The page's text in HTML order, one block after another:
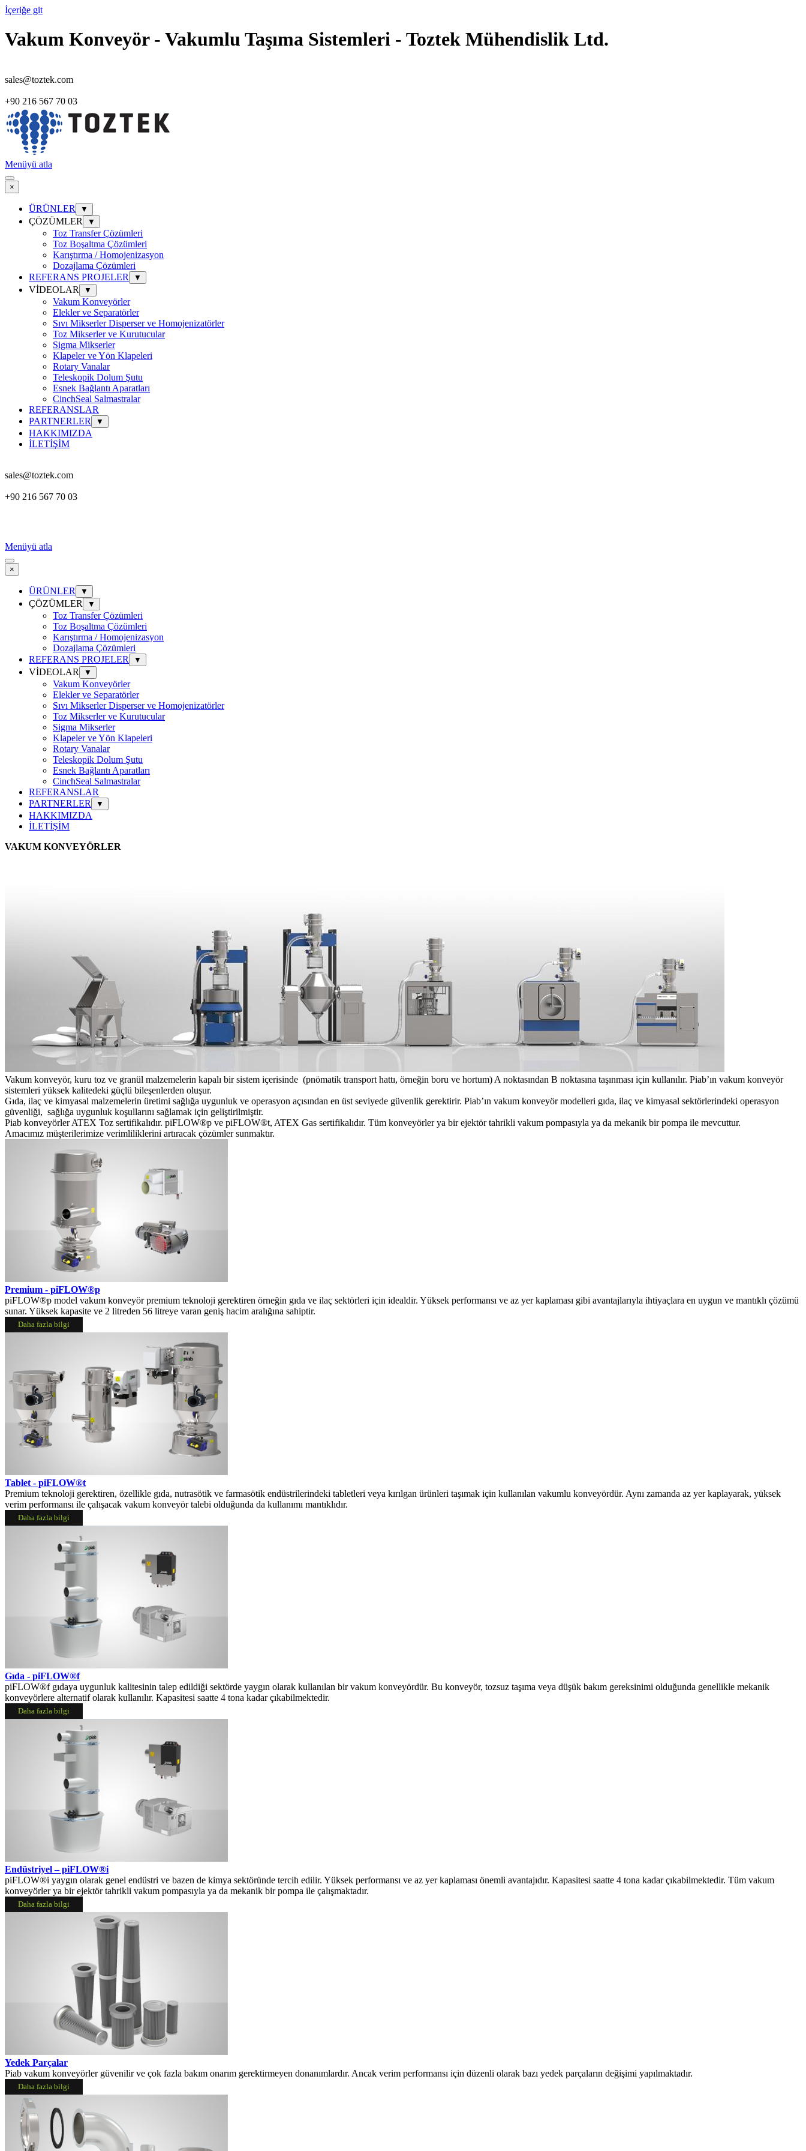
İçeriğe git
Vakum Konveyör - Vakumlu Taşıma Sistemleri - Toztek Mühendislik Ltd.
sales@toztek.com
+90 216 567 70 03
Menüyü atla
×
ÜRÜNLER ▼
ÇÖZÜMLER ▼
Toz Transfer Çözümleri
Toz Boşaltma Çözümleri
Karıştırma / Homojenizasyon
Dozajlama Çözümleri
REFERANS PROJELER
▼
VİDEOLAR ▼
Vakum Konveyörler
Elekler ve Separatörler
Sıvı Mikserler Disperser ve Homojenizatörler
Toz Mikserler ve Kurutucular
Sigma Mikserler
Klapeler ve Yön Klapeleri
Rotary Vanalar
Teleskopik Dolum Şutu
Esnek Bağlantı Aparatları
CinchSeal Salmastralar
REFERANSLAR
PARTNERLER
▼
HAKKIMIZDA
İLETİŞİM
sales@toztek.com
+90 216 567 70 03
Menüyü atla
×
ÜRÜNLER ▼
ÇÖZÜMLER ▼
Toz Transfer Çözümleri
Toz Boşaltma Çözümleri
Karıştırma / Homojenizasyon
Dozajlama Çözümleri
REFERANS PROJELER
▼
VİDEOLAR ▼
Vakum Konveyörler
Elekler ve Separatörler
Sıvı Mikserler Disperser ve Homojenizatörler
Toz Mikserler ve Kurutucular
Sigma Mikserler
Klapeler ve Yön Klapeleri
Rotary Vanalar
Teleskopik Dolum Şutu
Esnek Bağlantı Aparatları
CinchSeal Salmastralar
REFERANSLAR
PARTNERLER
▼
HAKKIMIZDA
İLETİŞİM
VAKUM KONVEYÖRLER
Vakum konveyör, kuru toz ve granül malzemelerin kapalı bir sistem içerisinde (pnömatik transport hattı, örneğin boru ve hortum) A noktasından B noktasına taşınması için kullanılır. Piab’ın vakum konveyör
sistemleri yüksek kalitedeki güçlü bileşenlerden oluşur.
Gıda, ilaç ve kimyasal malzemelerin üretimi sağlığa uygunluk ve operasyon açısından en üst seviyede güvenlik gerektirir. Piab’ın vakum konveyör modelleri gıda, ilaç ve kimyasal sektörlerindeki operasyon
güvenliği, sağlığa uygunluk koşullarını sağlamak için geliştirilmiştir.
Piab konveyörler ATEX Toz sertifikalıdır. piFLOW®p ve piFLOW®t, ATEX Gas sertifikalıdır. Tüm konveyörler ya bir ejektör tahrikli vakum pompasıyla ya da mekanik bir pompa ile mevcuttur.
Amacımız müşterilerimize verimliliklerini artıracak çözümler sunmaktır.
Premium - piFLOW®p
piFLOW®p model vakum konveyör premium teknoloji gerektiren örneğin gıda ve ilaç sektörleri için idealdir. Yüksek performansı ve az yer kaplaması gibi avantajlarıyla ihtiyaçlara en uygun ve mantıklı çözümü
sunar. Yüksek kapasite ve 2 litreden 56 litreye varan geniş hacim aralığına sahiptir.
Daha fazla bilgi
Tablet - piFLOW®t
Premium teknoloji gerektiren, özellikle gıda, nutrasötik ve farmasötik endüstrilerindeki tabletleri veya kırılgan ürünleri taşımak için kullanılan vakumlu konveyördür. Aynı zamanda az yer kaplayarak, yüksek
verim performansı ile çalışacak vakum konveyör talebi olduğunda da kullanımı mantıklıdır.
Daha fazla bilgi
Gıda - piFLOW®f
piFLOW®f gıdaya uygunluk kalitesinin talep edildiği sektörde yaygın olarak kullanılan bir vakum konveyördür. Bu konveyör, tozsuz taşıma veya düşük bakım gereksinimi olduğunda genellikle mekanik
konveyörlere alternatif olarak kullanılır. Kapasitesi saatte 4 tona kadar çıkabilmektedir.
Daha fazla bilgi
Endüstriyel– piFLOW®i
piFLOW®i yaygın olarak genel endüstri ve bazen de kimya sektöründe tercih edilir. Yüksek performansı ve az yer kaplaması önemli avantajıdır. Kapasitesi saatte 4 tona kadar çıkabilmektedir. Tüm vakum
konveyörler ya bir ejektör tahrikli vakum pompasıyla ya da mekanik bir pompa ile çalışmaktadır.
Daha fazla bilgi
Yedek Parçalar
Piab vakum konveyörler güvenilir ve çok fazla bakım onarım gerektirmeyen donanımlardır. Ancak verim performansı için düzenli olarak bazı yedek parçaların değişimi yapılmaktadır.
Daha fazla bilgi